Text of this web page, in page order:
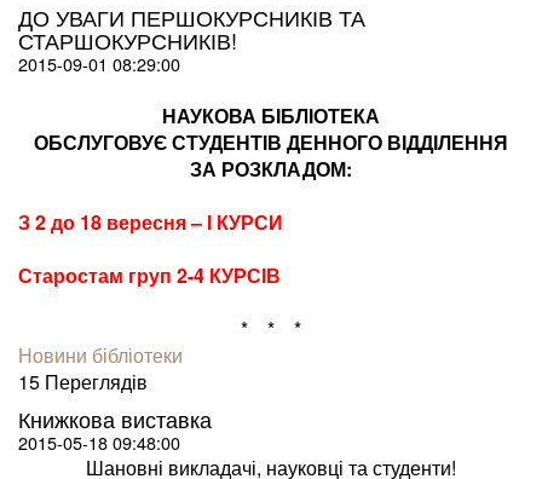
ДО УВАГИ ПЕРШОКУРСНИКІВ ТА
СТАРШОКУРСНИКІВ!
2015-09-01 08:29:00
НАУКОВА БІБЛІОТЕКА
ОБСЛУГОВУЄ СТУДЕНТІВ ДЕННОГО ВІДДІЛЕННЯ
ЗА РОЗКЛАДОМ:
З 2 до 18 вересня – І КУРСИ
Старостам груп 2-4 КУРСІВ
* * *
Новини бібліотеки
15 Пере­гля­дів
Книжкова виставка
2015-05-18 09:48:00
Шановні викладачі, науковці та студенти!